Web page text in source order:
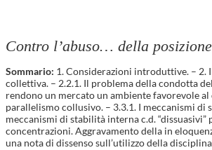
Contro l’abuso… della
Sommario: 1. Considerazioni introduttive. – 2.
collettiva. – 2.2.1. Il problema della condotta
rendono un mercato un ambiente favorevole al
parallelismo collusivo. – 3.3.1. I meccanismi di
meccanismi di stabilità interna c.d.
concentrazioni. Aggravamento della in
una nota di dissenso sull’utilizzo della